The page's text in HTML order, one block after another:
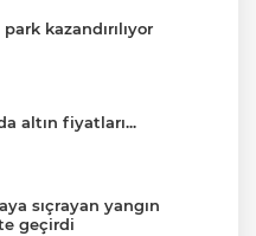
kazandırılıyor
altın fiyatları...
sıçrayan yangın
geçirdi